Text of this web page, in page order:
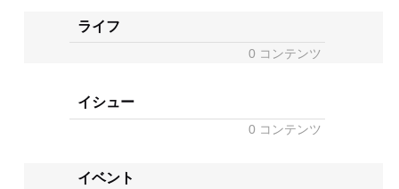
ライフ
0 コンテンツ
イシュー
0 コンテンツ
イベント